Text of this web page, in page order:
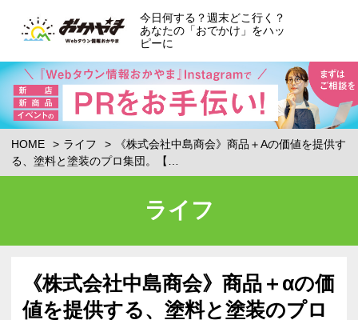
今日何する？週末どこ行く？
あなたの「おでかけ」をハッ
ピーに
HOME ライフ
《株式会社中島商会》商品＋Αの価値を提供す
る、塗料と塗装のプロ集団。【…
ライフ
《株式会社中島商会》商品＋αの価
値を提供する、塗料と塗装のプロ